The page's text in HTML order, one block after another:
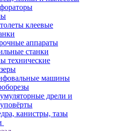
клеевые
аппараты
станки
технические
машины
дрели и
канистры, тазы